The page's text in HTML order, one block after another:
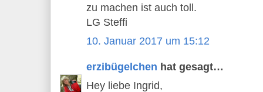
zu machen ist auch toll.
LG Steffi
10. Januar 2017 um 15:12
erzibügelchen hat gesagt…
Hey liebe Ingrid,